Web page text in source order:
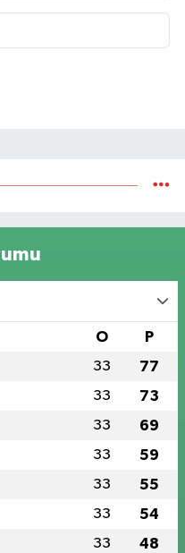
O P
33 77
33 73
33 69
33 59
33 55
33 54
33 48